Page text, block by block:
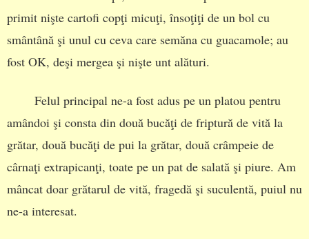
primit nişte cartofi copţi micuţi, însoţiţi de un bol cu
smântână şi unul cu ceva care semăna cu guacamole; au
fost OK, deşi mergea şi nişte unt alături.
Felul principal ne-a fost adus pe un platou pentru
amândoi şi consta din două bucăţi de friptură de vită la
grătar, două bucăţi de pui la grătar, două crâmpeie de
cârnaţi extrapicanţi, toate pe un pat de salată şi piure. Am
mâncat doar grătarul de vită, fragedă şi suculentă, puiul nu
ne-a interesat.